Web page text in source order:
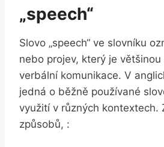
„speech“
Slovo „speech“ ve slovníku⁤
‍nebo projev, který je⁤ většinou
verbální ‍komunikace. V
jedná o běžně používané
využití v různých kontextech.
způsobů, :